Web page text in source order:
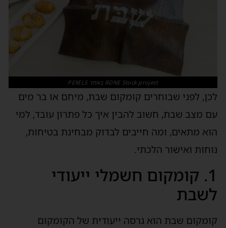
RDNE Stock project באתר PEXELS
לכן, לפני שבוחרים קומקום שבת, מיחם או בר מים
עם מצב שבת, חשוב להבין איך כל פתרון עובד, למי
הוא מתאים, ומה חייבים לבדוק מבחינת בטיחות,
נוחות ואישור הלכתי.
1. קומקום חשמלי ייעודי
לשבת
קומקום שבת הוא גרסה ייעודית של הקומקום